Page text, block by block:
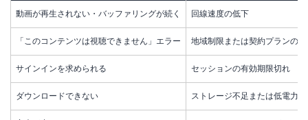
動画が再生されない・バッファリングが続く 回線速度の低下
「このコンテンツは視聴できません」エラー 地域制限または契約プランの
サインインを求められる セッションの有効期限切れ
ダウンロードできない ストレージ不足または低電力